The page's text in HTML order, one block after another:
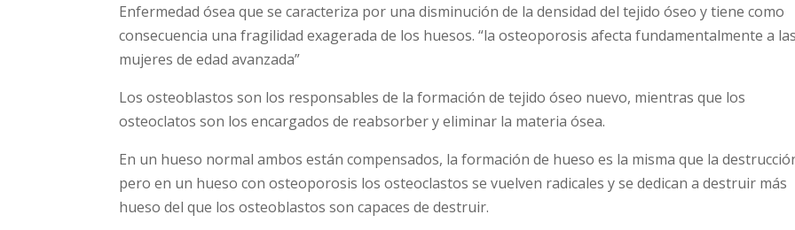
Enfermedad ósea que se caracteriza por una disminución de la densidad del tejido óseo y tiene como
consecuencia una fragilidad exagerada de los huesos. “la osteoporosis afecta fundamentalmente a
mujeres de edad avanzada”
Los osteoblastos son los responsables de la formación de tejido óseo nuevo, mientras que los
osteoclatos son los encargados de reabsorber y eliminar la materia ósea.
En un hueso normal ambos están compensados, la formación de hueso es la misma que la
pero en un hueso con osteoporosis los osteoclastos se vuelven radicales y se dedican a destruir más
hueso del que los osteoblastos son capaces de destruir.